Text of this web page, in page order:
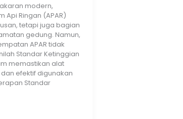
modern,
Ringan (APAR)
tetapi juga bagian
gedung. Namun,
APAR tidak
Standar Ketinggian
memastikan alat
efektif digunakan
Standar